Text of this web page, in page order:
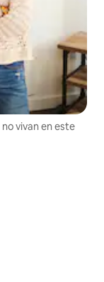
vivan en este